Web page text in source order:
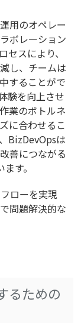
用のオペレー
ボレーション
スにより、
し、チームは
することがで
験を向上させ
業のボトルネ
に合わせるこ
BizDevOpsは
善につながる
す。
ローを実現
問題解決的な
るための